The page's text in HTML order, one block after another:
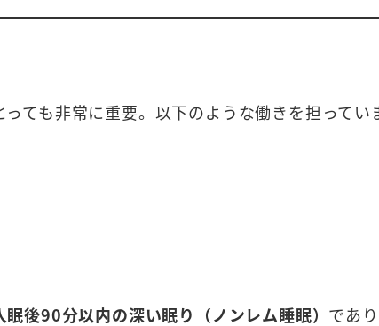
ても非常に重要。以下のような働きを担ってい
眠後90分以内の深い眠り（ノンレム睡眠） であ